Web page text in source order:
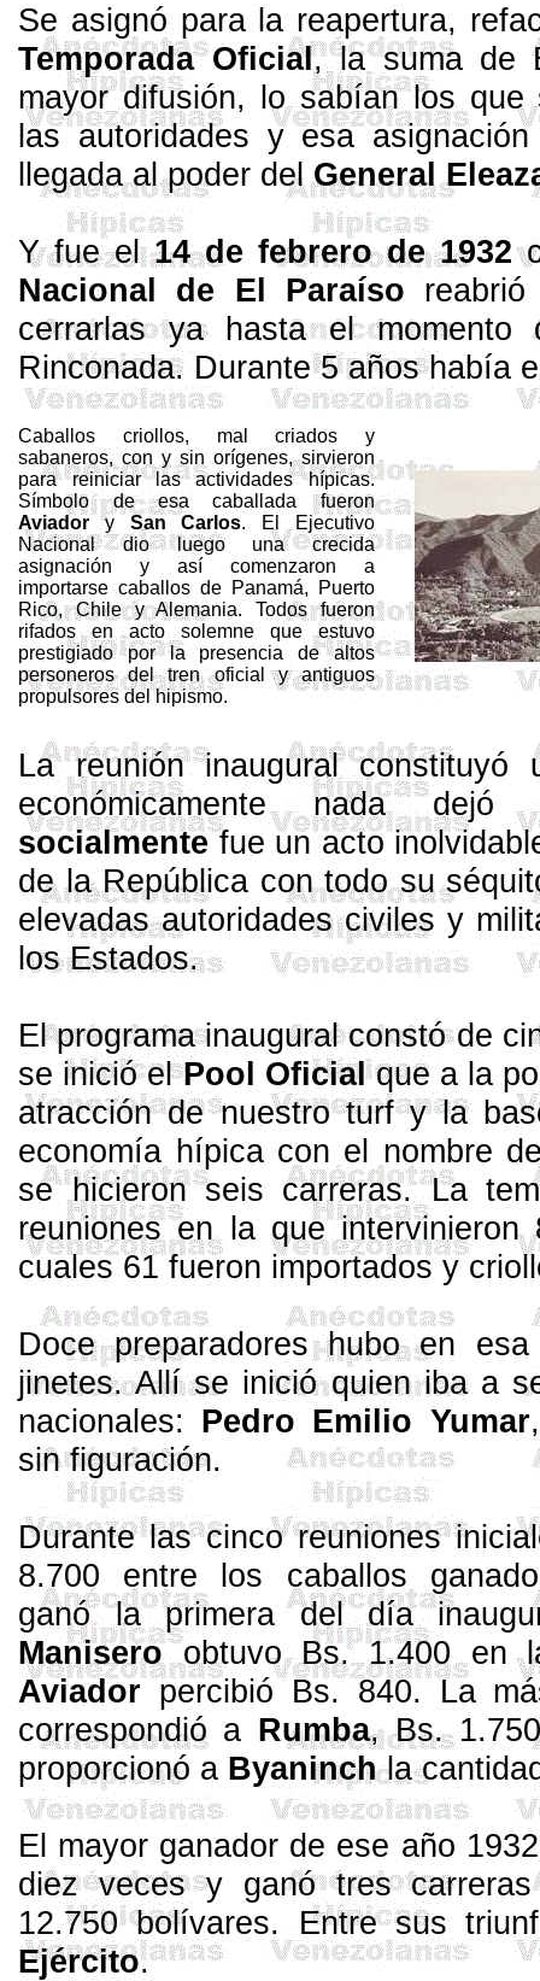
Se asignó para la reapertura,
Temporada Oficial, la suma de
mayor difusión, lo sabían los
las autoridades y esa
llegada al poder delGeneral
Y fue el14 de febrero de 1932
Nacional de El Paraíso
cerrarlas ya hasta el
Rinconada. Durante 5 años había
Caballos criollos, mal criados y
sabaneros, con y sin orígenes, sirvieron
para reiniciar las actividades hípicas.
Símbolo de esa caballada fueron
Aviador y San Carlos. El Ejecutivo
Nacional dio luego una crecida
asignación y así comenzaron a
importarse caballos de Panamá, Puerto
Rico, Chile y Alemania. Todos fueron
rifados en acto solemne que estuvo
prestigiado por la presencia de altos
personeros del tren oficial y antiguos
propulsores del hipismo.
La reunión inaugural
económicamente nada
socialmentefue un acto
de la República con todo su
elevadas autoridades civiles y
los Estados.
El programa inaugural constó de
se inició elPool Oficialque a la
atracción de nuestro turf y la
economía hípica con el nombre
se hicieron seis carreras. La
reuniones en la que
cuales 61 fueron importados y
Doce preparadores hubo en
jinetes. Allí se inició quien iba a
nacionales: Pedro Emilio Yumar
sin figuración.
Durante las cinco reuniones
8.700 entre los caballos
ganó la primera del día
Maniseroobtuvo Bs. 1.400 en
Aviadorpercibió Bs. 840. La
correspondió a Rumba, Bs.
proporcionó a Byaninchla
El mayor ganador de ese año
diez veces y ganó tres
12.750 bolívares. Entre sus
Ejército.